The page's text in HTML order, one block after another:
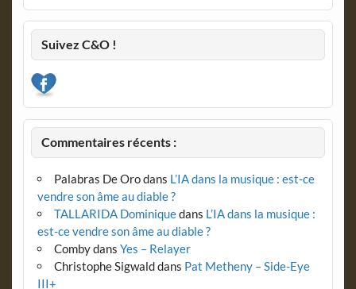
Suivez C&O !
Commentaires récents :
Palabras De Orodans L’IA dans la musique : est-ce
vendre son âme au diable ?
TALLARIDA Dominiquedans L’IA dans la musique :
est-ce vendre son âme au diable ?
Combydans Yes – Relayer
Christophe Sigwalddans Pat Metheny – Side-Eye
III+